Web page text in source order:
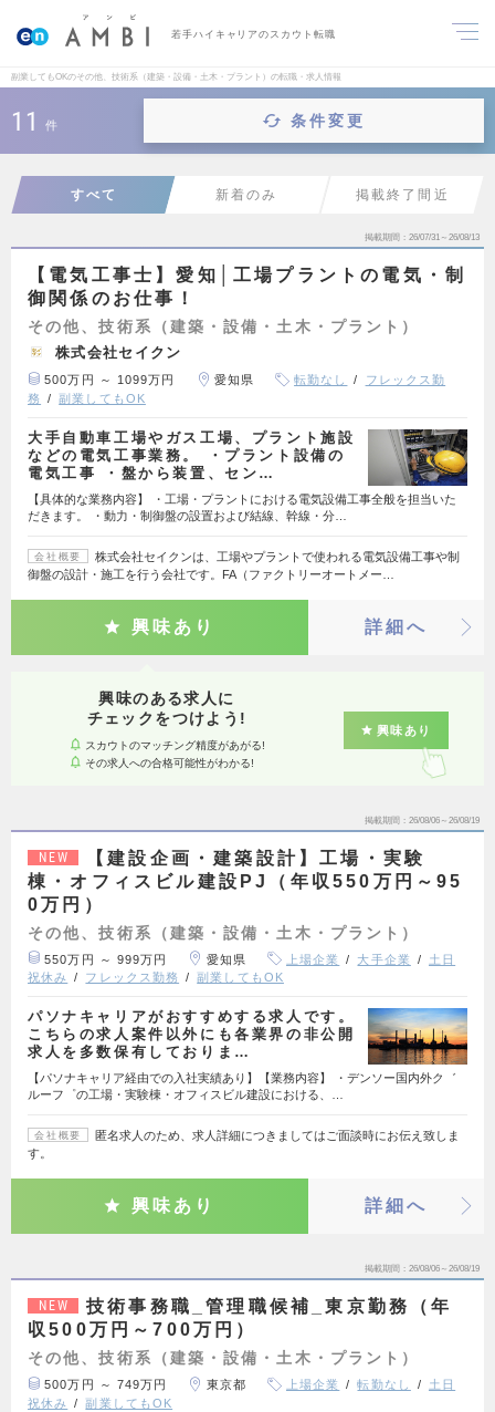
若手ハイキャリアのスカウト転職
副業してもOKのその他、技術系（建築・設備・土木・プラント）の転職・求人情報
11 件 条件変更
すべて 新着のみ 掲載終了間近
掲載期間 26/07/31～26/08/13
【電気工事士】愛知│工場プラントの電気・制
御関係のお仕事！
その他、技術系（建築・設備・土木・プラント）
株式会社セイクン
500万円 ～ 1099万円 愛知県 転勤なし
フレックス勤
務
副業してもOK
大手自動車工場やガス工場、プラント施設
などの電気工事業務。 ・プラント設備の
電気工事 ・盤から装置、セン…
【具体的な業務内容】 ・工場・プラントにおける電気設備工事全般を担当いた
だきます。 ・動力・制御盤の設置および結線、幹線・分…
会社概要
株式会社セイクンは、工場やプラントで使われる電気設備工事や制
御盤の設計・施工を行う会社です。FA（ファクトリーオートメー…
興味あり 詳細へ
興味のある求人に
チェックをつけよう!
スカウトのマッチング精度があがる!
その求人への合格可能性がわかる!
興味あり
掲載期間 26/08/06～26/08/19
NEW
【建設企画・建築設計】工場・実験
棟・オフィスビル建設PJ（年収550万円～95
0万円）
その他、技術系（建築・設備・土木・プラント）
550万円 ～ 999万円 愛知県 上場企業 大手企業
土日
祝休み
フレックス勤務 副業してもOK
パソナキャリアがおすすめする求人です。
こちらの求人案件以外にも各業界の非公開
求人を多数保有しておりま…
【パソナキャリア経由での入社実績あり】【業務内容】 ・デンソー国内外ク゛
ルーフ゜の工場・実験棟・オフィスビル建設における、…
会社概要
匿名求人のため、求人詳細につきましてはご面談時にお伝え致しま
す。
興味あり 詳細へ
掲載期間 26/08/06～26/08/19
NEW
技術事務職_管理職候補_東京勤務（年
収500万円～700万円）
その他、技術系（建築・設備・土木・プラント）
500万円 ～ 749万円 東京都 上場企業 転勤なし
土日
祝休み
副業してもOK